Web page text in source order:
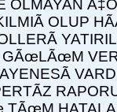
OLMAYAN
OLUP
GÃœLÃœM
HATALAR